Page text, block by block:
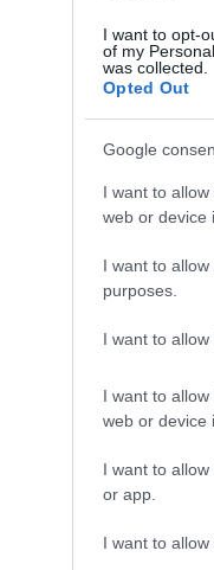
I want to opt-
of my
was collected.
Opted Out
Google
I want to
web or device
I want to
purposes.
I want to
I want to
web or device
I want to
or app.
I want to